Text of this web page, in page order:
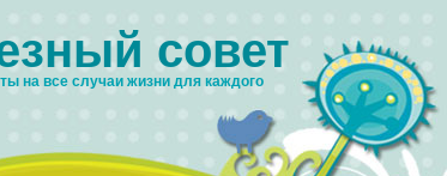
совет
на все случаи жизни для каждого